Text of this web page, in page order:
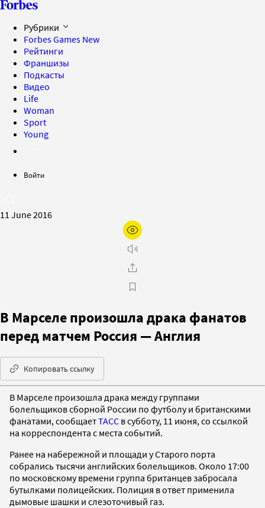
Рубрики
Forbes Games New
Рейтинги
Франшизы
Подкасты
Видео
Life
Woman
Sport
Young
Войти
11 June 2016
В Марселе произошла драка фанатов
перед матчем Россия — Англия
Копировать ссылку
В Марселе произошла драка между группами
болельщиков сборной России по футболу и британскими
фанатами, сообщаетТАСС в субботу, 11 июня, со ссылкой
на корреспондента с места событий.
Ранее на набережной и площади у Старого порта
собрались тысячи английских болельщиков. Около 17:00
по московскому времени группа британцев забросала
бутылками полицейских. Полиция в ответ применила
дымовые шашки и слезоточивый газ.